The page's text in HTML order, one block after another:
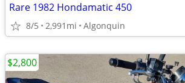
Rare 1982 Hondamatic 450
8/5 2,991mi Algonquin
$2,800